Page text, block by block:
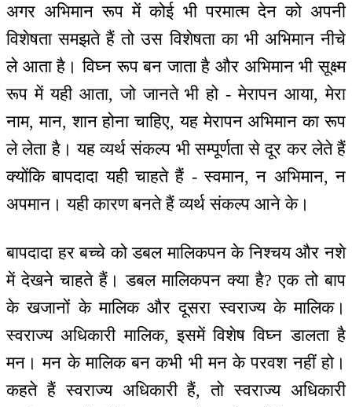
अगर अभिमान रूप में कोई भी परमात्म देन को अपनी
विशेषता समझते हैं तो उस विशेषता का भी अभिमान नीचे
ले आता है। विघ्न रूप बन जाता है और अभिमान भी सूक्ष्म
रूप में यही आता, जो जानते भी हो - मेरापन आया, मेरा
नाम, मान, शान होना चाहिए, यह मेरापन अभिमान का रूप
ले लेता है। यह व्यर्थ संकल्प भी सम्पूर्णता से दूर कर लेते हैं
क्योंकि बापदादा यही चाहते हैं - स्वमान, न अभिमान, न
अपमान। यही कारण बनते हैं व्यर्थ संकल्प आने के।
बापदादा हर बच्चे को डबल मालिकपन के निश्चय और नशे
में देखने चाहते हैं। डबल मालिकपन क्या है? एक तो बाप
के खजानों के मालिक और दूसरा स्वराज्य के मालिक।
स्वराज्य अधिकारी मालिक, इसमें विशेष विघ्न डालता है
मन। मन के मालिक बन कभी भी मन के परवश नहीं हो।
कहते हैं स्वराज्य अधिकारी हैं, तो स्वराज्य अधिकारी